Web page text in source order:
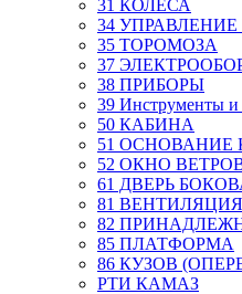
31 КОЛЕСА
34 УПРАВЛЕНИЕ
35 ТОРОМОЗА
37
38 ПРИБОРЫ
39 Инструменты
50 КАБИНА
51 ОСНОВАНИЕ
52 ОКНО
61 ДВЕРЬ
81
82
85 ПЛАТФОРМА
86 КУЗОВ
РТИ КАМАЗ